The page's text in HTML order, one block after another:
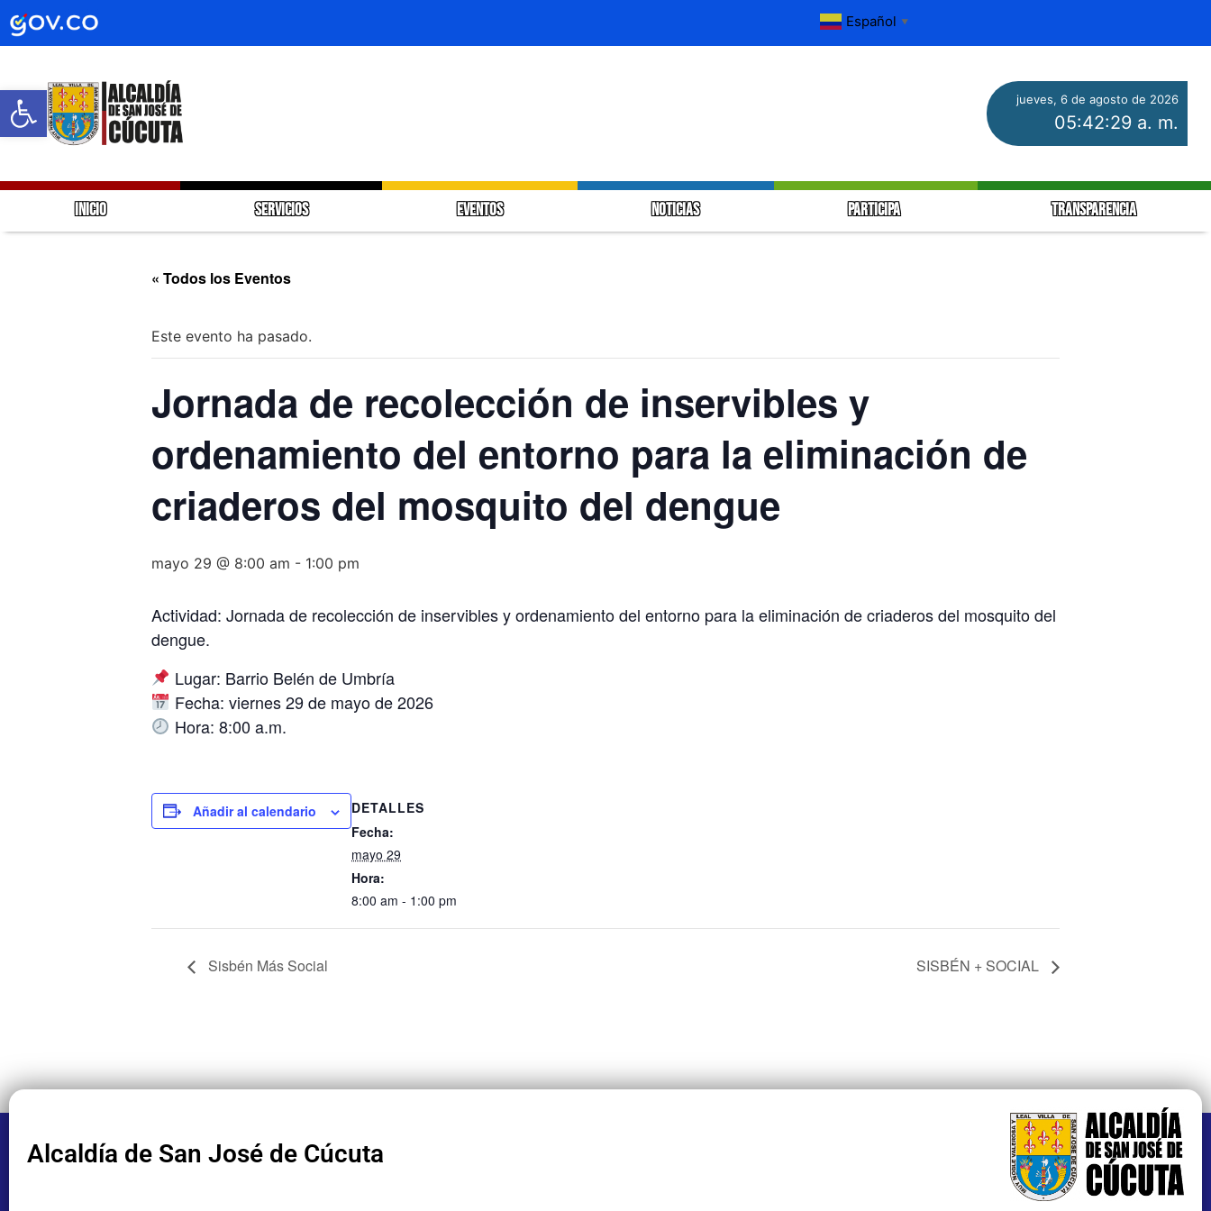
Abrir barra de herramientas
Español ▼
jueves, 6 de agosto de 2026
05:42:30 a. m.
INICIO SERVICIOS EVENTOS NOTICIAS PARTICIPA TRANSPARENCIA
« Todos los Eventos
Este evento ha pasado.
Jornada de recolección de inservibles y
ordenamiento del entorno para la eliminación de
criaderos del mosquito del dengue
mayo 29 @ 8:00 am - 1:00 pm
Actividad: Jornada de recolección de inservibles y ordenamiento del entorno para la eliminación de criaderos del mosquito del
dengue.
Lugar: Barrio Belén de Umbría
Fecha: viernes 29 de mayo de 2026
Hora: 8:00 a.m.
Añadir al calendario
DETALLES
Fecha:
mayo 29
Hora:
8:00 am - 1:00 pm
Sisbén Más Social SISBÉN + SOCIAL
Alcaldía de San José de Cúcuta